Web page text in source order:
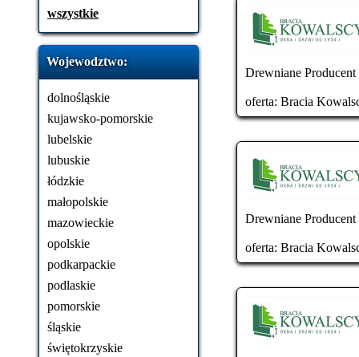
wszystkie
Wojewodztwo:
dolnośląskie
kujawsko-pomorskie
lubelskie
lubuskie
łódzkie
małopolskie
mazowieckie
opolskie
podkarpackie
podlaskie
pomorskie
śląskie
świętokrzyskie
Drewniane
oferta: Bracia
Drewniane
oferta: Bracia